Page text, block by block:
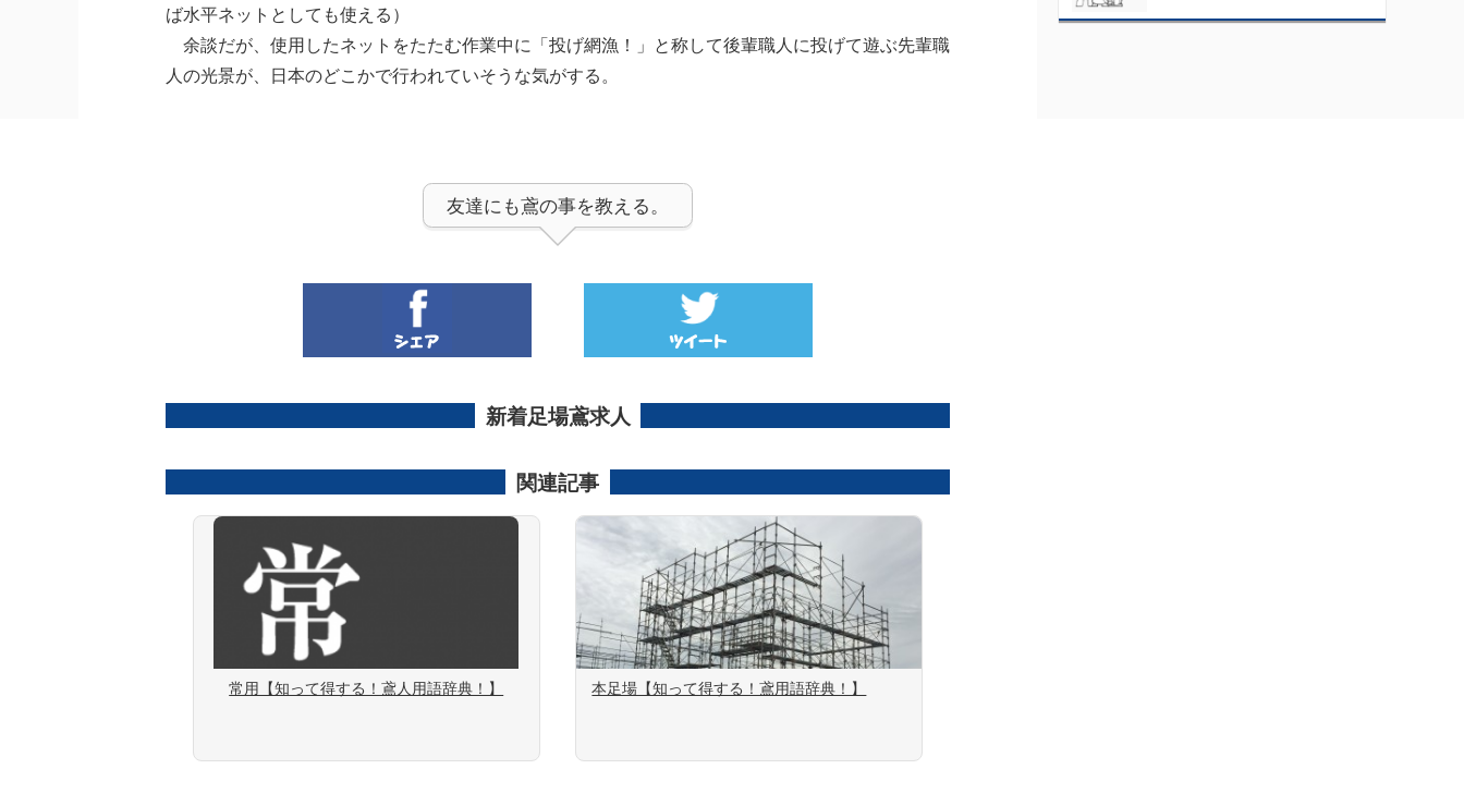
ば水平ネットとしても使える）
余談だが、使用したネットをたたむ作業中に「投げ網漁！」と称して後輩職人に投げて遊ぶ先輩職
人の光景が、日本のどこかで行われていそうな気がする。
友達にも鳶の事を教える。
新着足場鳶求人
関連記事
常用【知って得する！鳶人用語辞典！】 本足場【知って得する！鳶用語辞典！】